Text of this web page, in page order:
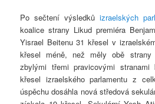
Po sečtení výsledků izraelských
koalice strany Likud premiéra
Yisrael Beitenu 31 křesel v
křesel méně, než měly obě
zbylými třemi pravicovými
křesel izraelského parlamentu z
úspěchu dosáhla nová středová